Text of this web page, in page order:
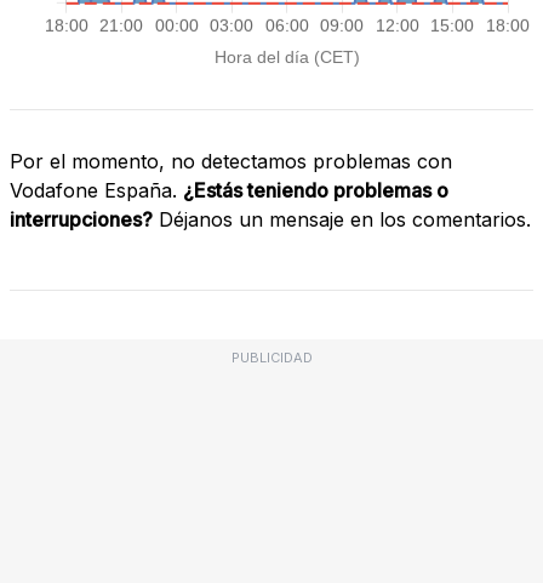
Por el momento, no detectamos problemas con
Vodafone España. ¿Estás teniendo problemas o
interrupciones? Déjanos un mensaje en los comentarios.
PUBLICIDAD